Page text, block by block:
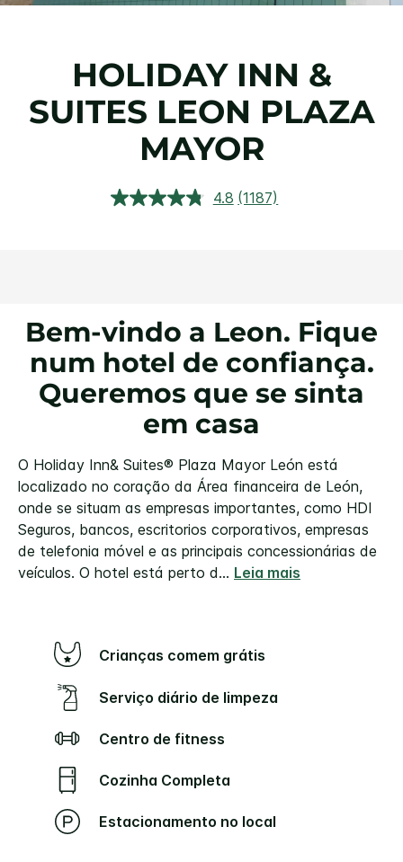
HOLIDAY INN &
SUITES LEON PLAZA
MAYOR
4.8 Leu
(1187)
Bem-vindo a Leon. Fique
num hotel de confiança.
Queremos que se sinta
em casa
O Holiday Inn& Suites® Plaza Mayor León está
localizado no coração da Área financeira de León,
onde se situam as empresas importantes, como HDI
Seguros, bancos, escritorios corporativos, empresas
de telefonia móvel e as principais concessionárias de
veículos. O hotel está perto d... Leia mais
Crianças comem grátis
Serviço diário de limpeza
Centro de fitness
Cozinha Completa
Estacionamento no local